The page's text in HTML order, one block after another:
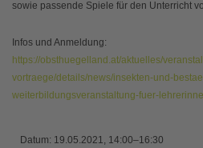
sowie passende Spiele für den Unterricht
Infos und Anmeldung:
https://obsthuegelland.at/aktuelles/
vortraege/details/news/insekten-und-
weiterbildungsveranstaltung-fuer-
Datum: 19.05.2021, 14:00–16:30